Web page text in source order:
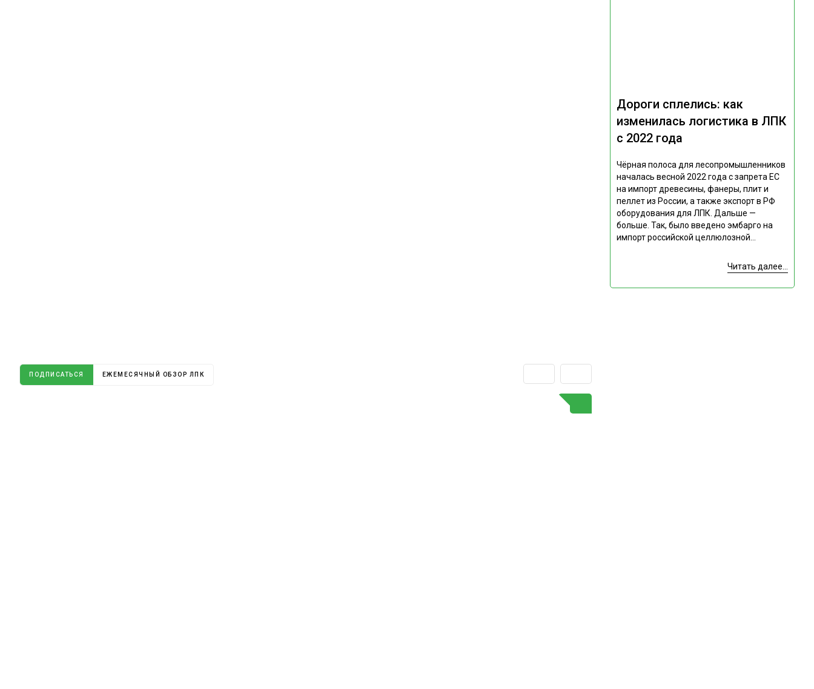
Дороги сплелись: как
изменилась логистика в ЛПК
с 2022 года
Чёрная полоса для лесопромышленников
началась весной 2022 года с запрета ЕС
на импорт древесины, фанеры, плит и
пеллет из России, а также экспорт в РФ
оборудования для ЛПК. Дальше —
больше. Так, было введено эмбарго на
импорт российской целлюлозной...
Читать далее...
ПОДПИСАТЬСЯ ЕЖЕМЕСЯЧНЫЙ ОБЗОР ЛПК